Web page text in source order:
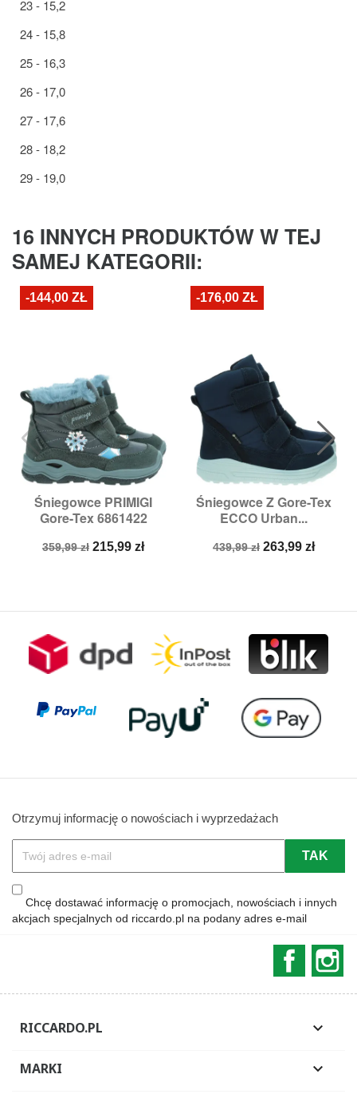
23 - 15,2
24 - 15,8
25 - 16,3
26 - 17,0
27 - 17,6
28 - 18,2
29 - 19,0
16 INNYCH PRODUKTÓW W TEJ
SAMEJ KATEGORII:
Śniegowce PRIMIGI
Gore-Tex 6861422
Cena
359,99 zł Cena
215,99 zł
-144,00 ZŁ
Śniegowce Z Gore-Tex
ECCO Urban...
Cena
439,99 zł Cena
263,99 zł
-176,00 ZŁ
Otrzymuj informację o nowościach i wyprzedażach
Chcę dostawać informację o promocjach, nowościach i innych
akcjach specjalnych od riccardo.pl na podany adres e-mail
RICCARDO.PL 
MARKI 